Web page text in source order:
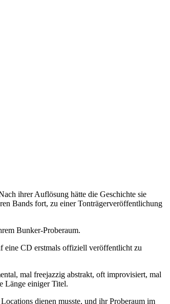
ihrer Auflösung hätte die Geschichte sie
Bands fort, zu einer Tonträgerveröffentlichung
Bunker-Proberaum.
eine CD erstmals offiziell veröffentlicht zu
mal freejazzig abstrakt, oft improvisiert, mal
Länge einiger Titel.
dienen musste, und ihr Proberaum im